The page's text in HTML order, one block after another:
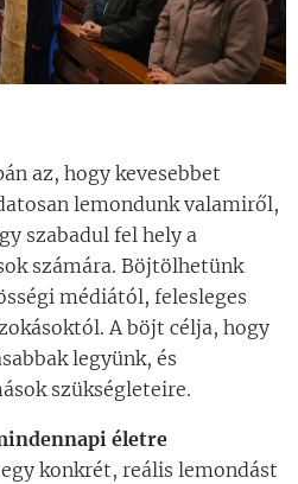
az, hogy kevesebbet
lemondunk valamiről,
szabadul fel hely a
számára. Böjtölhetünk
médiától, felesleges
A böjt célja, hogy
legyünk, és
szükségleteire.
életre
konkrét, reális lemondást